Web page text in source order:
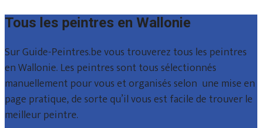
Tous les peintres en Wallonie
Sur Guide-Peintres.be vous trouverez tous les peintres
en Wallonie. Les peintres sont tous sélectionnés
manuellement pour vous et organisés selon une mise en
page pratique, de sorte qu’il vous est facile de trouver le
meilleur peintre.